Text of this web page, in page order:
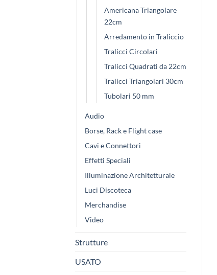
Americana Triangolare
22cm
Arredamento in Traliccio
Tralicci Circolari
Tralicci Quadrati da 22cm
Tralicci Triangolari 30cm
Tubolari 50 mm
Audio
Borse, Rack e Flight case
Cavi e Connettori
Effetti Speciali
Illuminazione Architetturale
Luci Discoteca
Merchandise
Video
Strutture
USATO